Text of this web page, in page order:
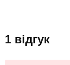
1 відгук